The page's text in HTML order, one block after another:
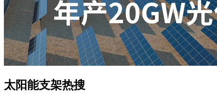
太阳能支架热搜